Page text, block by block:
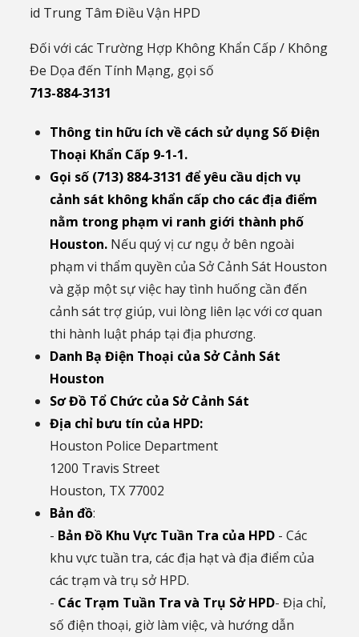
id Trung Tâm Điều Vận HPD
Đối với các Trường Hợp Không Khẩn Cấp / Không
Đe Dọa đến Tính Mạng, gọi số
713-884-3131
Thông tin hữu ích về cách sử dụng Số Điện
Thoại Khẩn Cấp 9-1-1.
Gọi số (713) 884-3131 để yêu cầu dịch vụ
cảnh sát không khẩn cấp cho các địa điểm
nằm trong phạm vi ranh giới thành phố
Houston. Nếu quý vị cư ngụ ở bên ngoài
phạm vi thẩm quyền của Sở Cảnh Sát Houston
và gặp một sự việc hay tình huống cần đến
cảnh sát trợ giúp, vui lòng liên lạc với cơ quan
thi hành luật pháp tại địa phương.
Danh Bạ Điện Thoại của Sở Cảnh Sát
Houston
Sơ Đồ Tổ Chức của Sở Cảnh Sát
Địa chỉ bưu tín của HPD:
Houston Police Department
1200 Travis Street
Houston, TX 77002
Bản đồ:
- Bản Đồ Khu Vực Tuần Tra của HPD - Các
khu vực tuần tra, các địa hạt và địa điểm của
các trạm và trụ sở HPD.
- Các Trạm Tuần Tra và Trụ Sở HPD- Địa chỉ,
số điện thoại, giờ làm việc, và hướng dẫn